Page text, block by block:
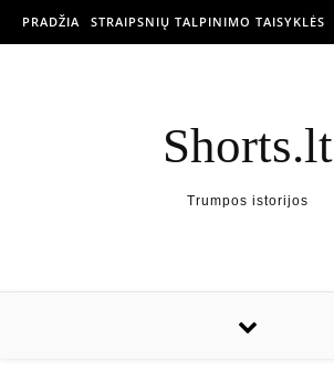
PRADŽIA STRAIPSNIŲ TALPINIMO TAISYKLĖS
Shorts.lt
Trumpos istorijos